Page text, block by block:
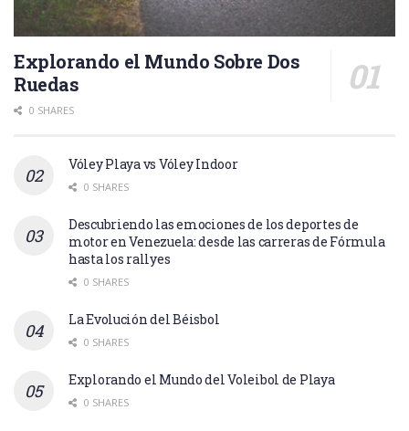
Explorando el Mundo Sobre Dos
Ruedas
0 SHARES
Vóley Playa vs Vóley Indoor
0 SHARES
Descubriendo las emociones de los deportes de
motor en Venezuela: desde las carreras de Fórmula
hasta los rallyes
0 SHARES
La Evolución del Béisbol
0 SHARES
Explorando el Mundo del Voleibol de Playa
0 SHARES